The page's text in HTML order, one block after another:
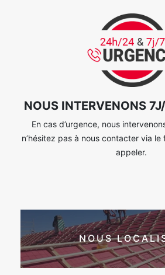
NOUS INTERVENONS
En cas d’urgence, nous
n’hésitez pas à nous contacter via le
appeler.
NOUS